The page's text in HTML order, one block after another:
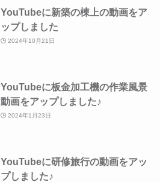
YouTubeに新築の棟上の動画をア
ップしました
2024年10月21日
YouTubeに板金加工機の作業風景
動画をアップしました♪
2024年1月23日
YouTubeに研修旅行の動画をアッ
プしました♪